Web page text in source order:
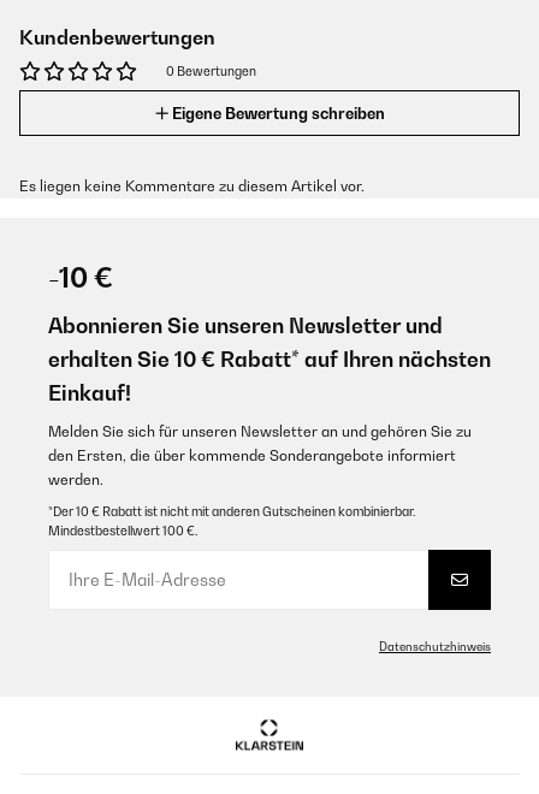
Kundenbewertungen
0 Bewertungen
Eigene Bewertung schreiben
Es liegen keine Kommentare zu diesem Artikel vor.
-10 €
Abonnieren Sie unseren Newsletter und
erhalten Sie 10 € Rabatt* auf Ihren nächsten
Einkauf!
Melden Sie sich für unseren Newsletter an und gehören Sie zu
den Ersten, die über kommende Sonderangebote informiert
werden.
*Der 10 € Rabatt ist nicht mit anderen Gutscheinen kombinierbar.
Mindestbestellwert 100 €.
Datenschutzhinweis